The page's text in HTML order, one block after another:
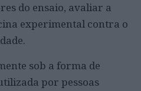
do ensaio, avaliar a
experimental contra o
sob a forma de
por pessoas